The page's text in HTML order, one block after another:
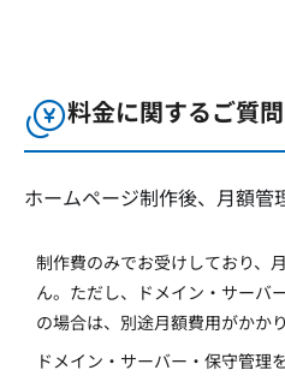
料金に関するご質問
ホームページ制作後、月額管
制作費のみでお受けしており、
ん。ただし、ドメイン・サーバ
の場合は、別途月額費用がかかり
ドメイン・サーバー・保守管理